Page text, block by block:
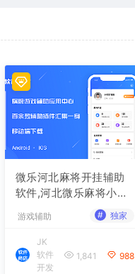
微乐河北麻将开挂辅助
软件,河北微乐麻将小程
游戏辅助 # 独家
JK
软件
开发
1,841 988